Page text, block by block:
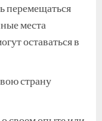
перемещаться
места
оставаться в
страну